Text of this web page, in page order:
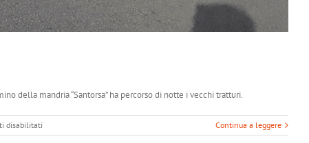
della mandria “Santorsa” ha percorso di notte i vecchi tratturi.
disabilitati
Passaggio
Continua a leggere